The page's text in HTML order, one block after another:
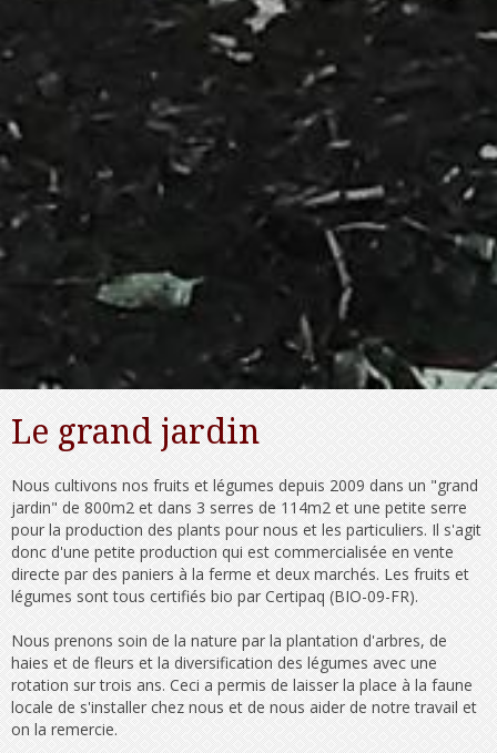
Le grand jardin
Nous cultivons nos fruits et légumes depuis 2009 dans un "grand
jardin" de 800m2 et dans 3 serres de 114m2 et une petite serre
pour la production des plants pour nous et les particuliers. Il s'agit
donc d'une petite production qui est commercialisée en vente
directe par des paniers à la ferme et deux marchés. Les fruits et
légumes sont tous certifiés bio par Certipaq (BIO-09-FR).
Nous prenons soin de la nature par la plantation d'arbres, de
haies et de fleurs et la diversification des légumes avec une
rotation sur trois ans. Ceci a permis de laisser la place à la faune
locale de s'installer chez nous et de nous aider de notre travail et
on la remercie.